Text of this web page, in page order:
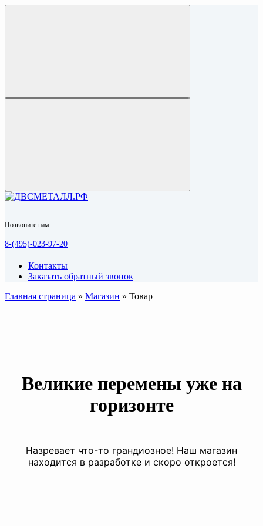
Позвоните нам
8-(495)-023-97-20
Контакты
Заказать обратный звонок
Главная страница » Магазин » Товар
Великие перемены уже на
горизонте
Назревает что-то грандиозное! Наш магазин
находится в разработке и скоро откроется!